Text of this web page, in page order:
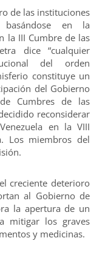
de las instituciones
basándose en la
la III Cumbre de las
dice “cualquier
del orden
constituye un
del Gobierno
Cumbres de las
reconsiderar
en la VIII
Los miembros del
creciente deterioro
al Gobierno de
la apertura de un
mitigar los graves
y medicinas.